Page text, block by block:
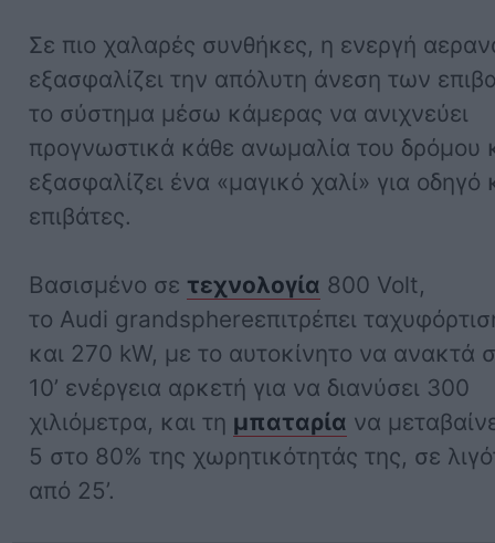
Σε πιο χαλαρές συνθήκες, η ενεργή
εξασφαλίζει την απόλυτη άνεση των
το σύστημα μέσω κάμερας να ανιχνεύει
προγνωστικά κάθε ανωμαλία του δρόμου
εξασφαλίζει ένα «μαγικό χαλί» για οδηγό
επιβάτες.
Βασισμένο σε τεχνολογία 800 Volt,
το Audi grandsphereεπιτρέπει
και 270 kW, με το αυτοκίνητο να ανακτά
10’ ενέργεια αρκετή για να διανύσει 300
χιλιόμετρα, και τη μπαταρία να
5 στο 80% της χωρητικότητάς της, σε
από 25’.